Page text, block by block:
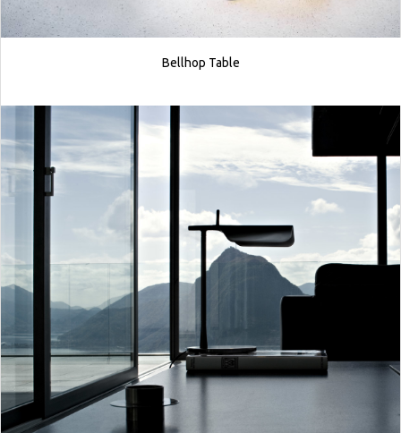
Bellhop Table